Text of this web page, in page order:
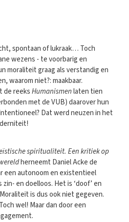
spontaan of lukraak… Toch
wezens - te voorbarig en
moraliteit graag als verstandig en
waarom niet?: maakbaar.
de reeksHumanismenlaten tien
met de VUB) daarover hun
Dat werd neuzen in het
spiritualiteit. Een kritiek op
herneemt Daniel Acke de
een autonoom en existentieel
en doelloos. Het is ‘doof’ en
is dus ook niet gegeven.
wel! Maar dan door een